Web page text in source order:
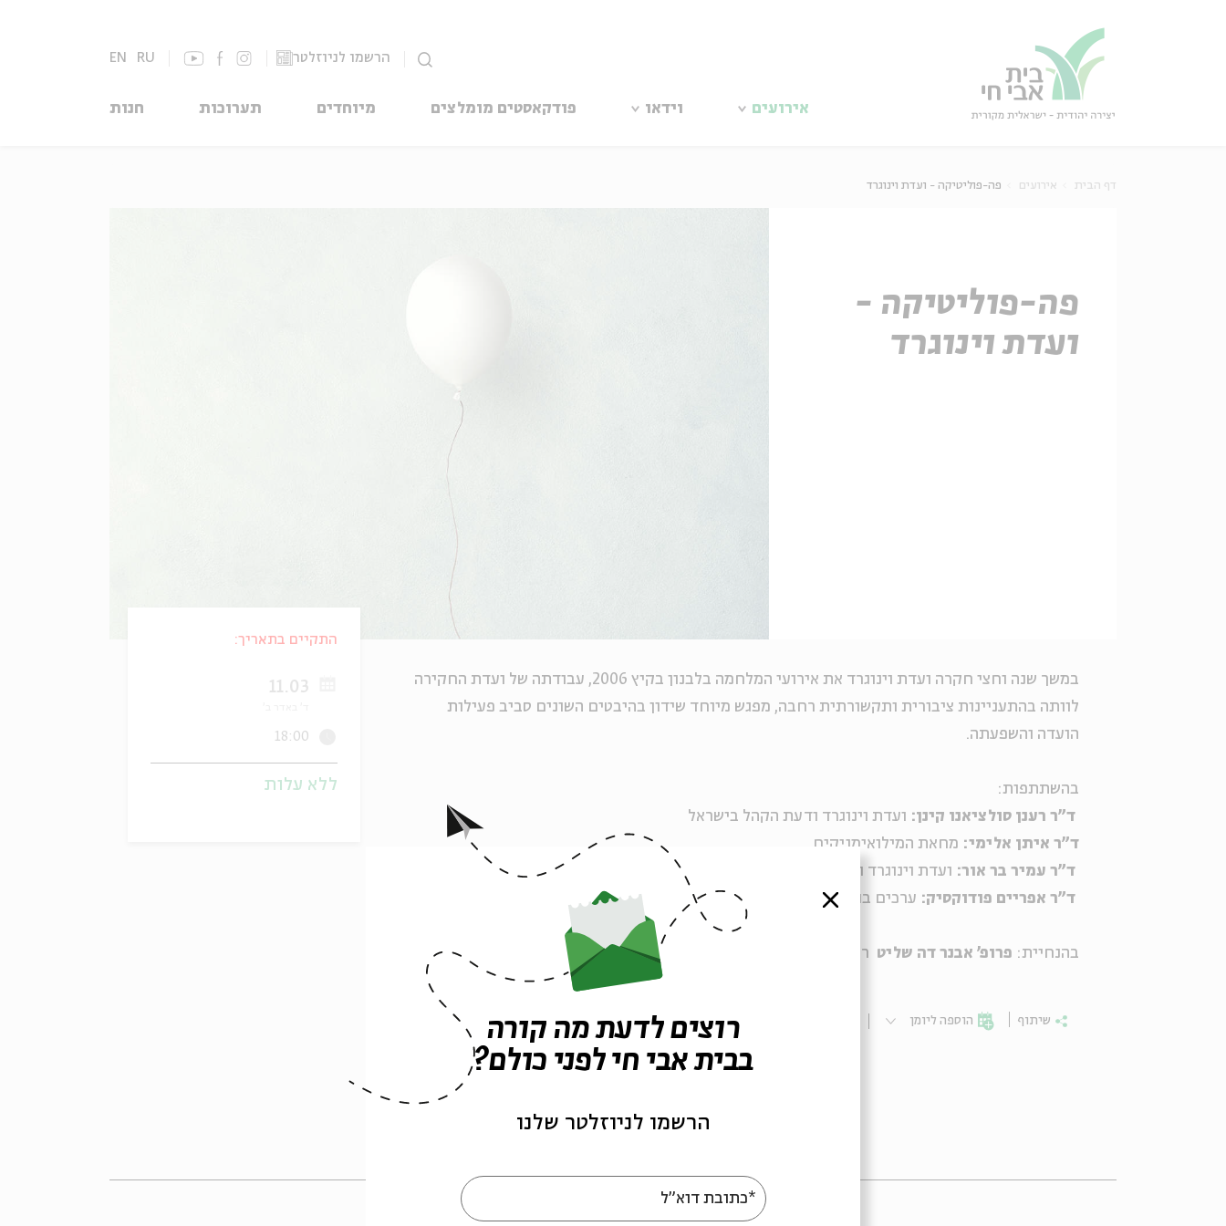
הרשמו לניוזלטר EN RU
אירועים וידאו פודקאסטים מומלצים מיוחדים תערוכות חנות
דף הבית אירועים פה-פוליטיקה - ועדת וינוגרד
פה-פוליטיקה -
ועדת וינוגרד
במשך שנה וחצי חקרה ועדת וינוגרד את אירועי המלחמה בלבנון בקיץ 2006, עבודתה של ועדת החקירה
לוותה בהתעניינות ציבורית ותקשורתית רחבה, מפגש מיוחד שידון בהיבטים השונים סביב פעילות
הועדה והשפעתה.
בהשתתפות:
ד"ר רענן סולציאנו קינן: ועדת וינוגרד ודעת הקהל בישראל
ד"ר איתן אלימי: מחאת המילואימניקים
ד"ר עמיר בר אור: ועדת וינוגרד וצה"ל
ד"ר אפריים פודוקסיק: ערכים בועדת וינוגרד
בהנחיית: פרופ' אבנר דה שליט ראש המחלקה למדע המדינה, האוניברסיטה העברית.
שיתוף הוספה ליומן הרשמה לאירועים דומים
התקיים בתאריך:
11.03
18:00
ללא עלות
סגור
רוצים לדעת מה קורה
בבית אבי חי לפני כולם?
הרשמו לניוזלטר שלנו
*כתובת דוא"ל